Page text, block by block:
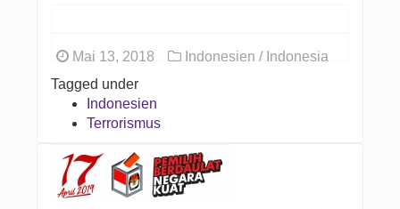
Mai 13, 2018
Indonesien / Indonesia
Tagged under
Indonesien
Terrorismus